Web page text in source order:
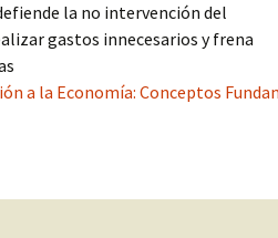
la no intervención del
gastos innecesarios y frena
a la Economía: Conceptos